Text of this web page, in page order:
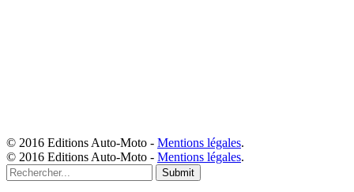
© 2016 Editions Auto-Moto - Mentions légales.
© 2016 Editions Auto-Moto - Mentions légales.
Submit